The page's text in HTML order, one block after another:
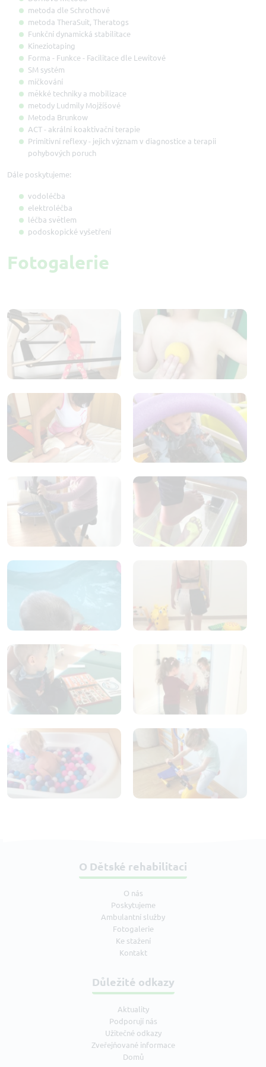
metoda dle Schrothové
metoda TheraSuit, Theratogs
Funkční dynamická stabilitace
Kineziotaping
Forma - Funkce - Facilitace dle Lewitové
SM systém
míčkování
měkké techniky a mobilizace
metody Ludmily Mojžíšové
Metoda Brunkow
ACT - akrální koaktivační terapie
Primitivní reflexy - jejich význam v diagnostice a terapii
pohybových poruch
Dále poskytujeme:
vodoléčba
elektroléčba
léčba světlem
podoskopické vyšetření
Fotogalerie
O Dětské rehabilitaci
O nás
Poskytujeme
Ambulantní služby
Fotogalerie
Ke stažení
Kontakt
Důležité odkazy
Aktuality
Podporují nás
Užitečné odkazy
Zveřejňované informace
Domů